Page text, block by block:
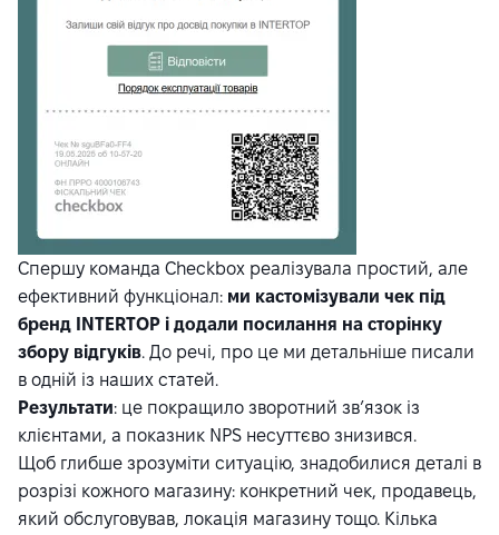
Спершу команда Checkbox реалізувала простий, але
ефективний функціонал: ми кастомізували чек під
бренд INTERTOP і додали посилання на сторінку
збору відгуків. До речі, про це ми детальніше писали
в одній із наших статей.
Результати: це покращило зворотний зв’язок із
клієнтами, а показник NPS несуттєво знизився.
Щоб глибше зрозуміти ситуацію, знадобилися деталі в
розрізі кожного магазину: конкретний чек, продавець,
який обслуговував, локація магазину тощо. Кілька